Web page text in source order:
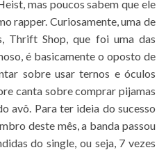
mas poucos sabem que ele
rapper. Curiosamente, uma de
Thrift Shop, que foi uma das
é basicamente o oposto de
sobre usar ternos e óculos
canta sobre comprar pijamas
avô. Para ter ideia do sucesso
deste mês, a banda passou
do single, ou seja, 7 vezes